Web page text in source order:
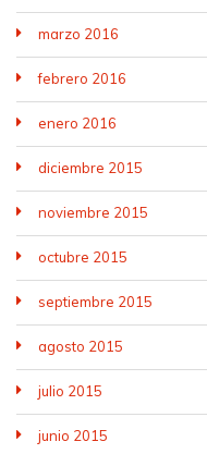
marzo 2016
febrero 2016
enero 2016
diciembre 2015
noviembre 2015
octubre 2015
septiembre 2015
agosto 2015
julio 2015
junio 2015